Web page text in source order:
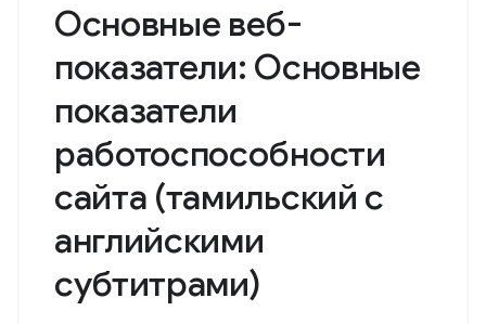
Основные веб-
показатели: Основные
показатели
работоспособности
сайта (тамильский с
английскими
субтитрами)